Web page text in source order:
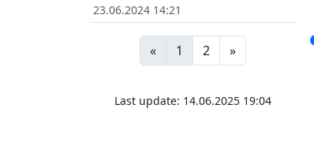
23.06.2024 14:21
« 1 2 »
Last update: 14.06.2025 19:04